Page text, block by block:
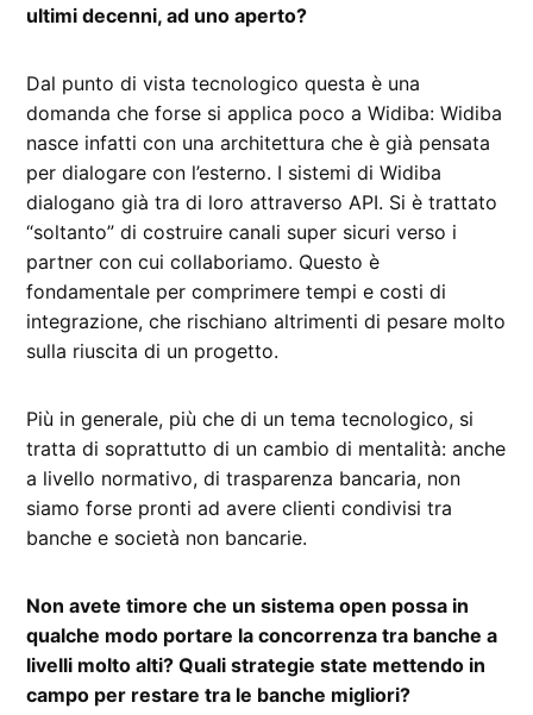
ultimi decenni, ad uno aperto?
Dal punto di vista tecnologico questa è una
domanda che forse si applica poco a Widiba: Widiba
nasce infatti con una architettura che è già pensata
per dialogare con l’esterno. I sistemi di Widiba
dialogano già tra di loro attraverso API. Si è trattato
“soltanto” di costruire canali super sicuri verso i
partner con cui collaboriamo. Questo è
fondamentale per comprimere tempi e costi di
integrazione, che rischiano altrimenti di pesare molto
sulla riuscita di un progetto.
Più in generale, più che di un tema tecnologico, si
tratta di soprattutto di un cambio di mentalità: anche
a livello normativo, di trasparenza bancaria, non
siamo forse pronti ad avere clienti condivisi tra
banche e società non bancarie.
Non avete timore che un sistema open possa in
qualche modo portare la concorrenza tra banche a
livelli molto alti? Quali strategie state mettendo in
campo per restare tra le banche migliori?